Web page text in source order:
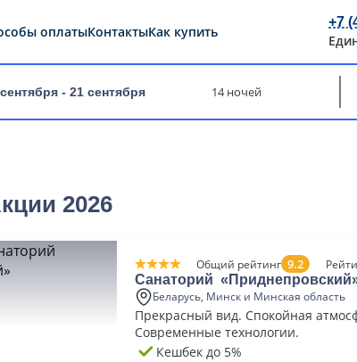
оплатыКонтактыКак купить
+7
- 21 сентября 14 ночей
2026
Общий рейтинг 9.2
Санаторий
Беларусь, Минск и Минская область
Прекрасный вид. Спокойная
Современные технологии.
Кешбек до 5%